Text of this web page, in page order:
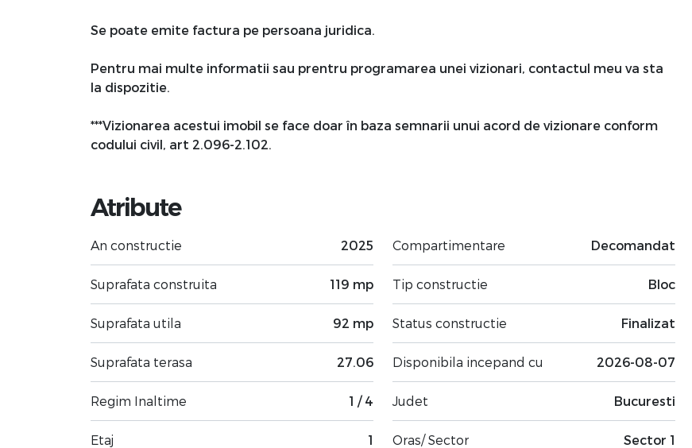
Se poate emite factura pe persoana juridica.
Pentru mai multe informatii sau prentru programarea unei vizionari, contactul meu va sta
la dispozitie.
***Vizionarea acestui imobil se face doar în baza semnarii unui acord de vizionare conform
codului civil, art 2.096-2.102.
Atribute
An constructie 2025
Suprafata construita 119 mp
Suprafata utila 92 mp
Suprafata terasa 27.06
Regim Inaltime 1 / 4
Etaj 1
Compartimentare Decomandat
Tip constructie Bloc
Status constructie Finalizat
Disponibila incepand cu 2026-08-07
Judet Bucuresti
Oras/ Sector Sector 1